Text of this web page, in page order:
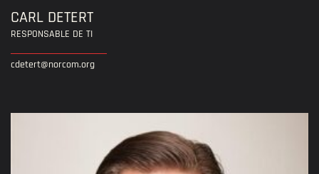
CARL DETERT
RESPONSABLE DE TI
cdetert@norcom.org